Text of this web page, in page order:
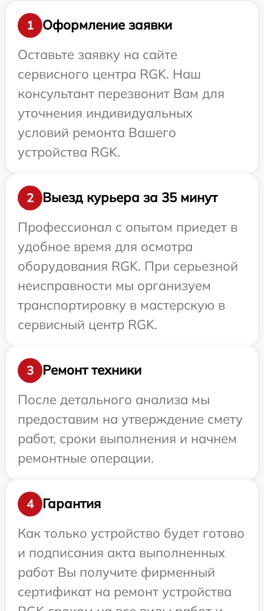
1
Оформление заявки
Оставьте заявку на сайте
сервисного центра RGK. Наш
консультант перезвонит Вам для
уточнения индивидуальных
условий ремонта Вашего
устройства RGK.
2
Выезд курьера за 35 минут
Профессионал с опытом приедет в
удобное время для осмотра
оборудования RGK. При серьезной
неисправности мы организуем
транспортировку в мастерскую в
сервисный центр RGK.
3
Ремонт техники
После детального анализа мы
предоставим на утверждение смету
работ, сроки выполнения и начнем
ремонтные операции.
4
Гарантия
Как только устройство будет готово
и подписания акта выполненных
работ Вы получите фирменный
сертификат на ремонт устройства